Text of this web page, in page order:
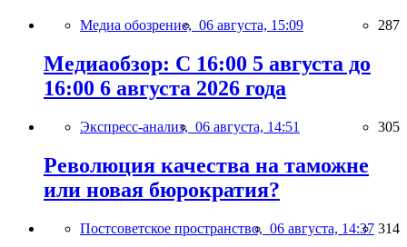
Медиа обозрение, 06 августа, 15:09 287
Медиаобзор: С 16:00 5 августа до
16:00 6 августа 2026 года
Экспресс-анализ, 06 августа, 14:51 305
Революция качества на таможне
или новая бюрократия?
Постсоветское пространство, 06 августа, 14:37 314